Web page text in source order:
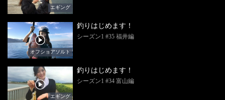
エギング
オフショアソルト
釣りはじめます！
シーズン1 #35 福井編
エギング
釣りはじめます！
シーズン1 #34 富山編